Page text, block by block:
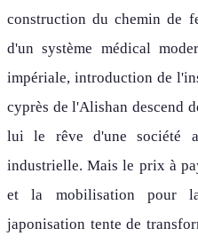
construction du chemin de
d'un système médical
impériale, introduction de
cyprès de l'Alishan descend
lui le rêve d'une société
industrielle. Mais le prix à
et la mobilisation pour
japonisation tente de